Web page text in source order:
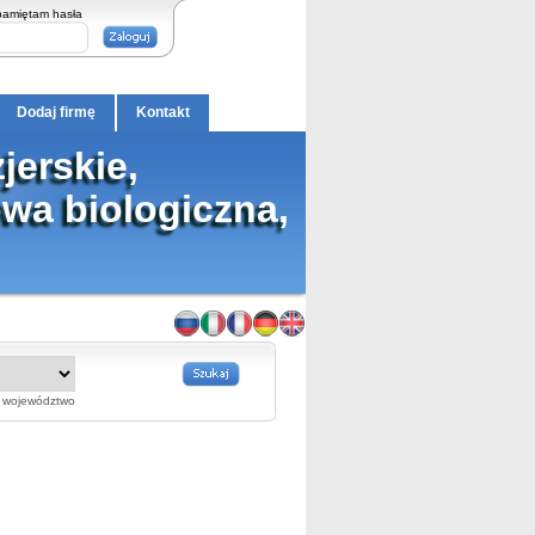
hasła
Dodaj firmę Kontakt
biologiczna,
województwo